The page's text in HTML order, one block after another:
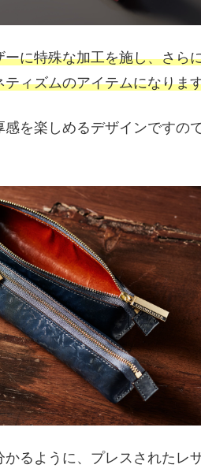
ーに特殊な加工を施し、さら
ティズムのアイテムになりま
感を楽しめるデザインですの
かるように、プレスされたレ